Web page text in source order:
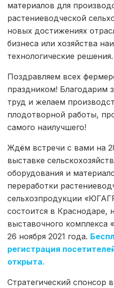
материалов для
растениеводческой
новых достижениях
бизнеса или хозяйства
технологические решения.
Поздравляем всех
праздником! Благодарим
труд и желаем
плодотворной работы,
самого наилучшего!
Ждём встречи с вами на
выставке
оборудования и
переработки
сельхозпродукции
состоится в Краснодаре,
выставочного комплекса
26 ноября 2021 года.
регистрация
открыта.
Стратегический спонсор